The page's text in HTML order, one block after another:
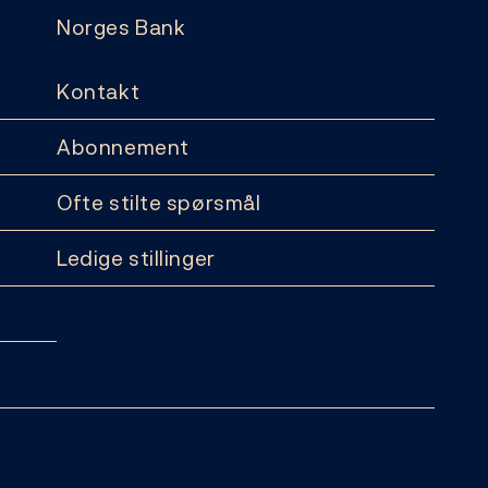
Norges Bank
Kontakt
Abonnement
Ofte stilte spørsmål
Ledige stillinger